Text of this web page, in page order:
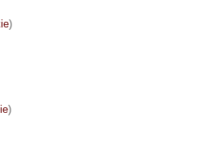
)
)